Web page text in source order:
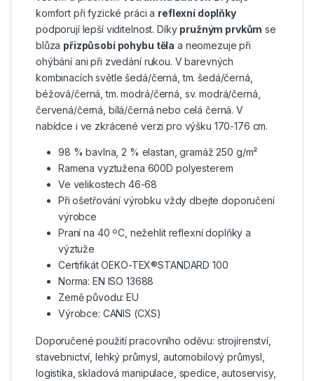
komfort při fyzické práci a reflexní doplňky
podporují lepší viditelnost. Díky pružným prvkům se
blůza přizpůsobí pohybu těla a neomezuje při
ohýbání ani při zvedání rukou. V barevných
kombinacích světle šedá/černá, tm. šedá/černá,
béžová/černá, tm. modrá/černá, sv. modrá/černá,
červená/černá, bílá/černá nebo celá černá. V
nabídce i ve zkrácené verzi pro výšku 170-176 cm.
98 % bavlna, 2 % elastan, gramáž 250 g/m²
Ramena vyztužena 600D polyesterem
Ve velikostech 46-68
Při ošetřování výrobku vždy dbejte doporučení
výrobce
Praní na 40 ºC, nežehlit reflexní doplňky a
výztuže
Certifikát OEKO-TEX®STANDARD 100
Norma: EN ISO 13688
Země původu: EU
Výrobce: CANIS (CXS)
Doporučené použití pracovního oděvu: strojírenství,
stavebnictví, lehký průmysl, automobilový průmysl,
logistika, skladová manipulace, spedice, autoservisy,